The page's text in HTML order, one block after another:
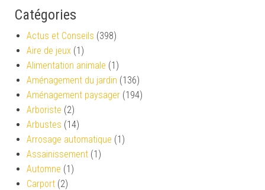
Catégories
Actus et Conseils (398)
Aire de jeux (1)
Alimentation animale (1)
Aménagement du jardin (136)
Aménagement paysager (194)
Arboriste (2)
Arbustes (14)
Arrosage automatique (1)
Assainissement (1)
Automne (1)
Carport (2)